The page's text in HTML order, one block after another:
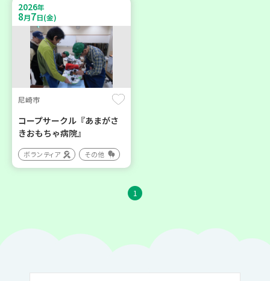
2026年
8月7日(金)
尼崎市
コープサークル『あまがさ
きおもちゃ病院』
ボランティア その他
1